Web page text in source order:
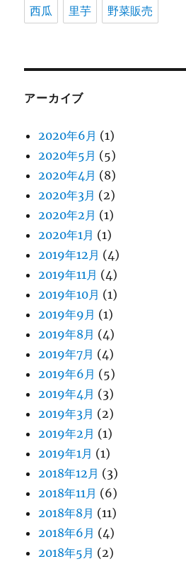
西瓜 里芋 野菜販売
アーカイブ
2020年6月 (1)
2020年5月 (5)
2020年4月 (8)
2020年3月 (2)
2020年2月 (1)
2020年1月 (1)
2019年12月 (4)
2019年11月 (4)
2019年10月 (1)
2019年9月 (1)
2019年8月 (4)
2019年7月 (4)
2019年6月 (5)
2019年4月 (3)
2019年3月 (2)
2019年2月 (1)
2019年1月 (1)
2018年12月 (3)
2018年11月 (6)
2018年8月 (11)
2018年6月 (4)
2018年5月 (2)